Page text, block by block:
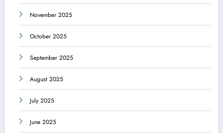
November 2025
October 2025
September 2025
August 2025
July 2025
June 2025